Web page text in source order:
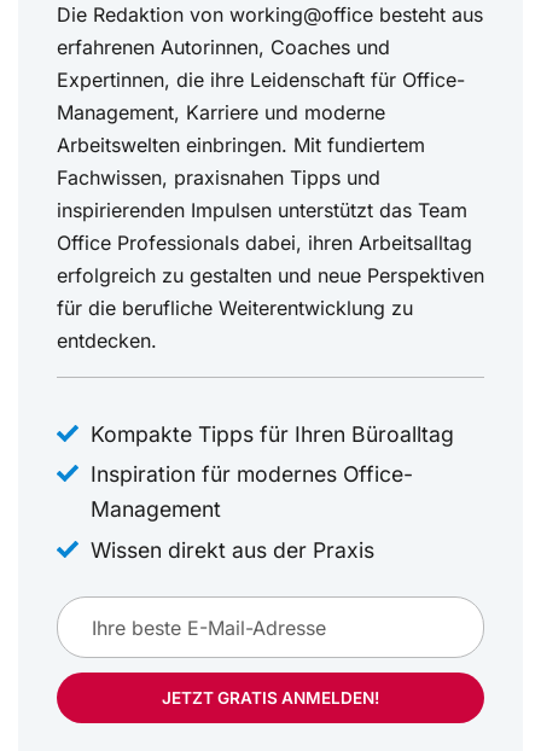
Die Redaktion von working@office besteht aus
erfahrenen Autorinnen, Coaches und
Expertinnen, die ihre Leidenschaft für Office-
Management, Karriere und moderne
Arbeitswelten einbringen. Mit fundiertem
Fachwissen, praxisnahen Tipps und
inspirierenden Impulsen unterstützt das Team
Office Professionals dabei, ihren Arbeitsalltag
erfolgreich zu gestalten und neue Perspektiven
für die berufliche Weiterentwicklung zu
entdecken.
Kompakte Tipps für Ihren Büroalltag
Inspiration für modernes Office-
Management
Wissen direkt aus der Praxis
JETZT GRATIS ANMELDEN!